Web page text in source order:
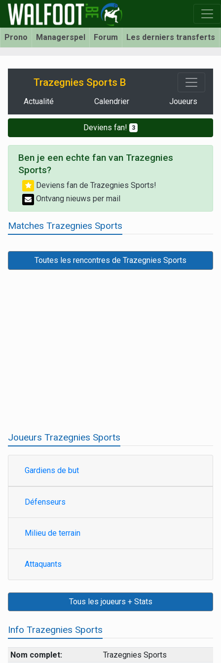
Prono Managerspel Forum Les derniers transferts
Trazegnies Sports B
Actualité Calendrier Joueurs
Deviens fan! 3
Ben je een echte fan van Trazegnies
Sports?
Deviens fan de Trazegnies Sports!
Ontvang nieuws per mail
Matches Trazegnies Sports
Toutes les rencontres de Trazegnies Sports
Joueurs Trazegnies Sports
Gardiens de but
Défenseurs
Milieu de terrain
Attaquants
Tous les joueurs + Stats
Info Trazegnies Sports
Nom complet: Trazegnies Sports